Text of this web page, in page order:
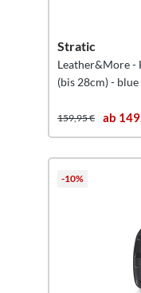
Stratic
Leather&More -
(bis 28cm) - blue
159,95 € ab
-10%